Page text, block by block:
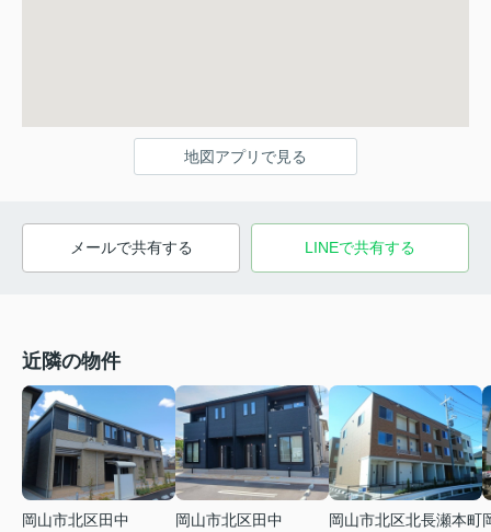
地図アプリで見る
メールで共有する LINEで共有する
近隣の物件
岡山市北区田中
岡山市北区田中
岡山市北区北長瀬本町